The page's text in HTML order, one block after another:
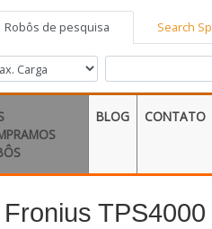
Robôs de pesquisa Search
BLOG CONTATO
TPS4000